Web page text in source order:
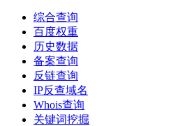
综合查询
百度权重
历史数据
备案查询
反链查询
IP反查域名
Whois查询
关键词挖掘